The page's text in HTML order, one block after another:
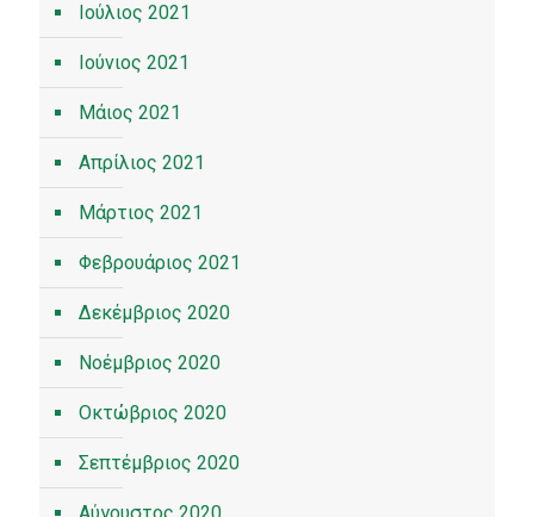
Ιούλιος 2021
Ιούνιος 2021
Μάιος 2021
Απρίλιος 2021
Μάρτιος 2021
Φεβρουάριος 2021
Δεκέμβριος 2020
Νοέμβριος 2020
Οκτώβριος 2020
Σεπτέμβριος 2020